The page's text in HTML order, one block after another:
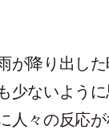
が降り出し
少ないよう
人々の反応